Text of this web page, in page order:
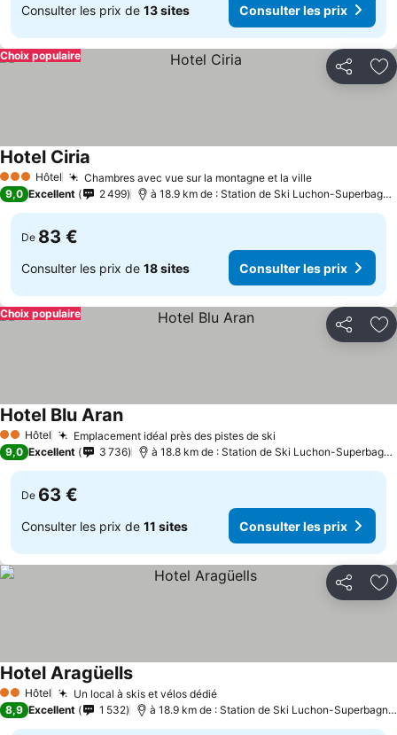
Consulter les prix de 13 sites Consulter les prix
Partager
Choix populaire
3 ÉtoilesHôtel Chambres avec vue sur la montagne et la ville
Hotel Ciria
9,0 Excellent 2 499 à 18.9 km de : Station de Ski Luchon-Superbagnères
De 83 €
Consulter les prix de 18 sites Consulter les prix
Partager
Choix populaire
2 Étoiles
Hôtel Emplacement idéal près des pistes de ski
Hotel Blu Aran
9,0 Excellent 3 736 à 18.8 km de : Station de Ski Luchon-Superbagnères
De 63 €
Consulter les prix de 11 sites Consulter les prix
Partager
2 Étoiles
Hôtel Un local à skis et vélos dédié
Hotel Aragüells
8,9 Excellent 1 532 à 18.9 km de : Station de Ski Luchon-Superbagnères